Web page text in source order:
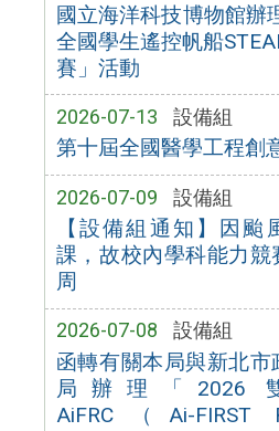
國立海洋科技博物館辦
全國學生遙控帆船
賽」活動
2026-07-13 設備組
第十屆全國醫學工程創
2026-07-09 設備組
【設備組通知】因颱
課，故校內學科能力競
周
2026-07-08 設備組
函轉有關本局與新北市
局辦理「2026
AiFRC（Ai-FIRST